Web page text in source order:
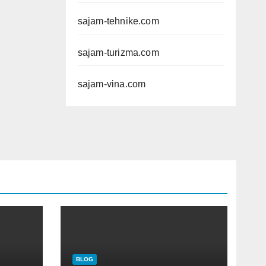
sajam-tehnike.com
sajam-turizma.com
sajam-vina.com
BLOG